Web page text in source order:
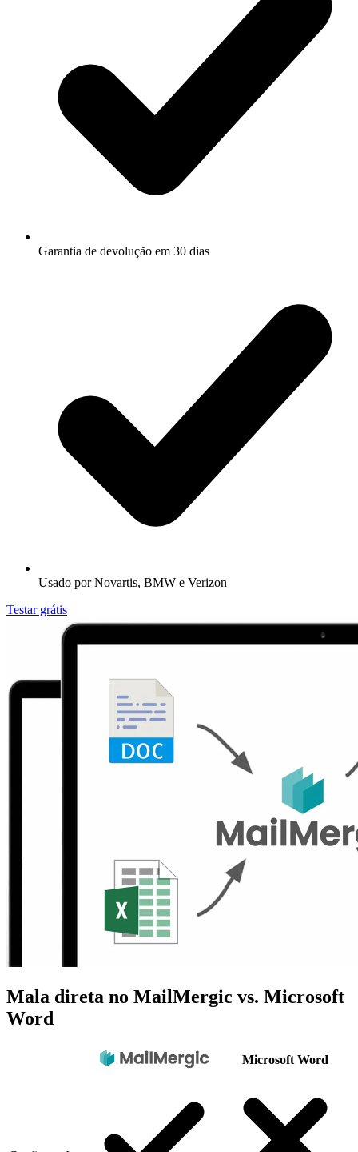
Garantia de devolução em 30 dias
Usado por Novartis, BMW e Verizon
Testar grátis
Mala direta no MailMergic vs. Microsoft
Word
Microsoft Word